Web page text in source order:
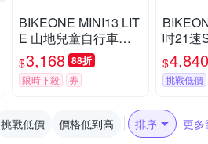
BIKEONE MINI13 LIT
E 山地兒童自行車男
孩6-15歲小孩青少年
22吋單速自行車學生
通勤代步練習首選單
$3,168 88折
限時下殺 券
吋21速
變合
山車堅
控行進
$4,840
挑戰低價
挑戰低價 價格低到高 排序 更多